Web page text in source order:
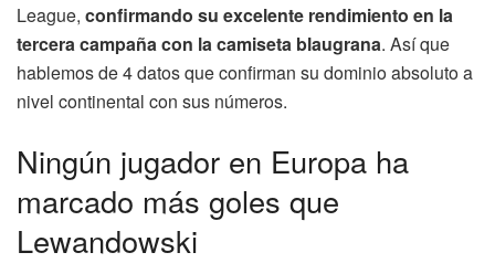
League, confirmando su excelente rendimiento en la
tercera campaña con la camiseta blaugrana. Así que
hablemos de 4 datos que confirman su dominio absoluto a
nivel continental con sus números.
Ningún jugador en Europa ha
marcado más goles que
Lewandowski